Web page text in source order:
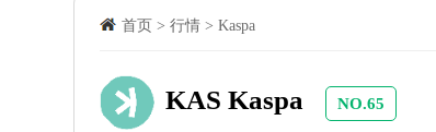
首页 >行情 >Kaspa
KAS Kaspa NO.65